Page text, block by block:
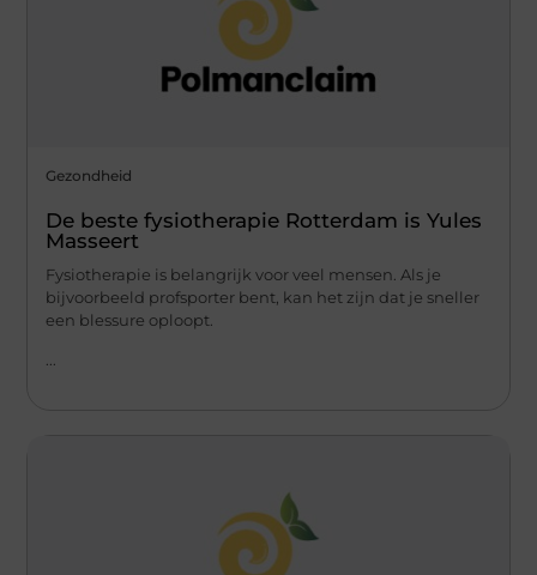
Gezondheid
De beste fysiotherapie Rotterdam is Yules
Masseert
Fysiotherapie is belangrijk voor veel mensen. Als je
bijvoorbeeld profsporter bent, kan het zijn dat je sneller
een blessure oploopt.